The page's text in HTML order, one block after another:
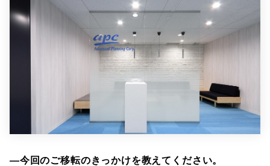
―今回のご移転のきっかけを教えてください。